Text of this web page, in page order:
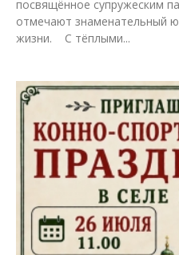
посвящённое супружеским
отмечают знаменательный
жизни. С тёплыми...